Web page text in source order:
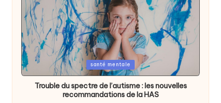
Posted
in
santé mentale
Trouble du spectre de l’autisme : les nouvelles
recommandations de la HAS